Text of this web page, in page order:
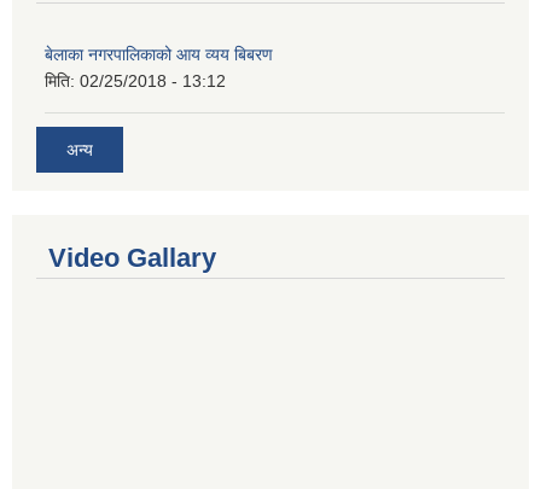
बेलाका नगरपालिकाको आय व्यय बिबरण
मिति: 02/25/2018 - 13:12
अन्य
Video Gallary